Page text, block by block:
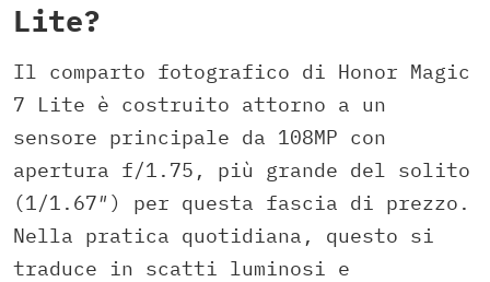
Lite?
Il comparto fotografico di Honor Magic
7 Lite è costruito attorno a un
sensore principale da 108MP con
apertura f/1.75, più grande del solito
(1/1.67″) per questa fascia di prezzo.
Nella pratica quotidiana, questo si
traduce in scatti luminosi e